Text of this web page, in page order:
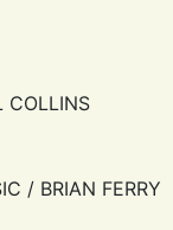
COLLINS
/ BRIAN FERRY